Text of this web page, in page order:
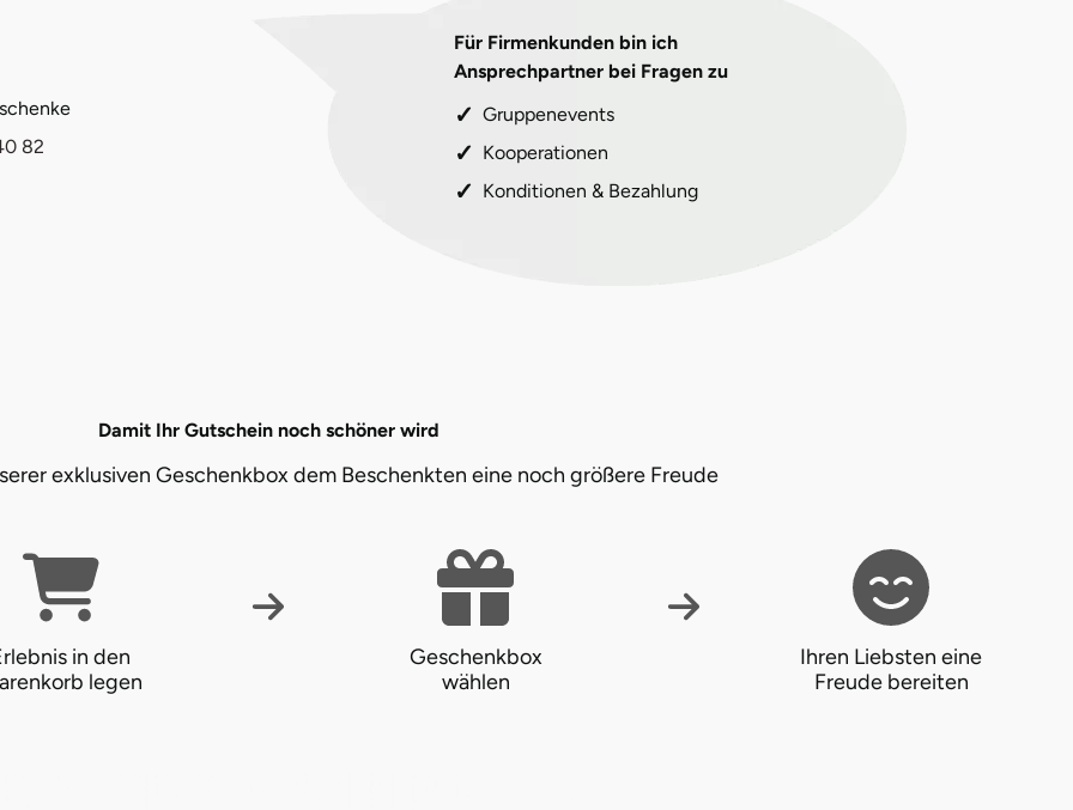
82
Für Firmenkunden bin ich
Ansprechpartner bei Fragen zu
Gruppenevents
Kooperationen
Konditionen & Bezahlung
Damit Ihr Gutschein noch schöner wird
exklusiven Geschenkbox dem Beschenkten eine noch größere Freude
in den
legen
Geschenkbox
wählen
Ihren Liebsten eine
Freude bereiten